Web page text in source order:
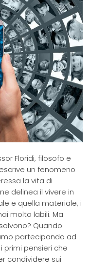
Floridi, filosofo e
un fenomeno
la vita di
delinea il vivere in
e quella materiale, i
molto labili. Ma
Quando
partecipando ad
primi pensieri che
condividere sui